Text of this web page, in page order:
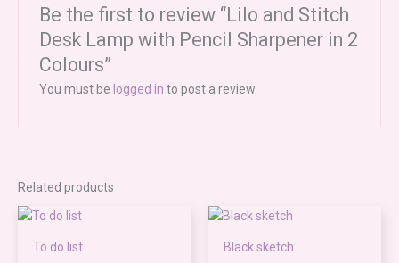
Be the first to review “Lilo and Stitch
Desk Lamp with Pencil Sharpener in 2
Colours”
You must be logged in to post a review.
Related products
To do list Black sketch